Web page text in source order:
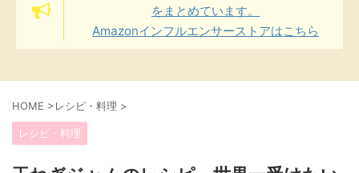
をまとめています。
Amazonインフルエンサーストアはこちら
HOME >レシピ・料理 >
レシピ・料理